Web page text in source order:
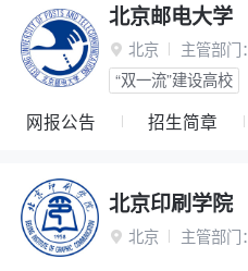
北京邮电大学
 北京 主管部门：
“双一流”建设高校
网报公告 招生简章
北京印刷学院
 北京 主管部门：